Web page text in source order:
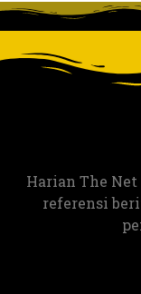
Harian The
referensi